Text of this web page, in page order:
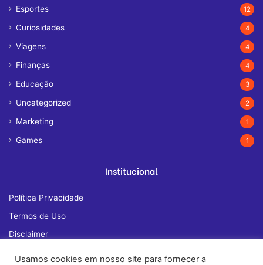
Esportes 12
Curiosidades 4
Viagens 4
Finanças 4
Educação 3
Uncategorized 2
Marketing 1
Games 1
Institucional
Política Privacidade
Termos de Uso
Disclaimer
Usamos cookies em nosso site para fornecer a